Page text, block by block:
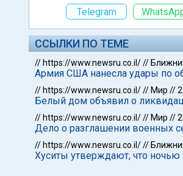
Telegram
ССЫЛКИ ПО ТЕМЕ
// https://www.newsru.co.il///
Армия США нанесла удары по
// https://www.newsru.co.il/// Мир //
Белый дом объявил о
// https://www.newsru.co.il/// Мир //
Дело о разглашении военных
// https://www.newsru.co.il///
Хуситы утверждают, что